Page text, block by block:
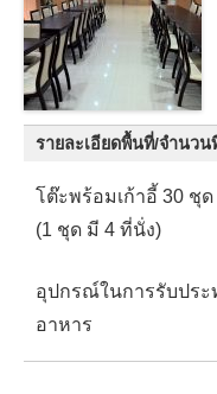
รายละเอียดพื้นที่/จำนว
โต๊ะพร้อมเก้าอี้ 30 ชุด
(1 ชุด มี 4 ที่นั่ง)
อุปกรณ์ในการรับประ
อาหาร